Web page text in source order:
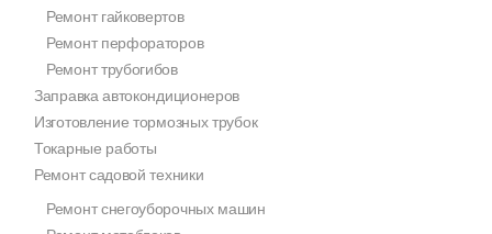
Ремонт гайковертов
Ремонт перфораторов
Ремонт трубогибов
Заправка автокондиционеров
Изготовление тормозных трубок
Токарные работы
Ремонт садовой техники
Ремонт снегоуборочных машин